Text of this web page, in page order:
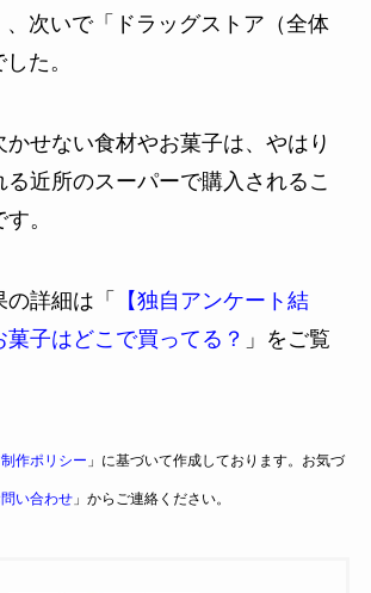
次いで「ドラッグストア（全体
た。
せない食材やお菓子は、やはり
近所のスーパーで購入されるこ
。
詳細は「
【独自アンケート結
子はどこで買ってる？ 」をご覧
作ポリシー 」に基づいて作成しております。お気づ
い合わせ」からご連絡ください。